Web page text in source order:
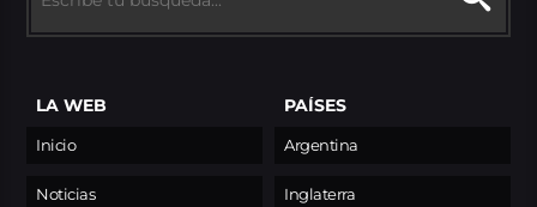
LA WEB
Inicio
Noticias
PAÍSES
Argentina
Inglaterra